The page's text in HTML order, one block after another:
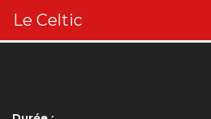
Le Celtic